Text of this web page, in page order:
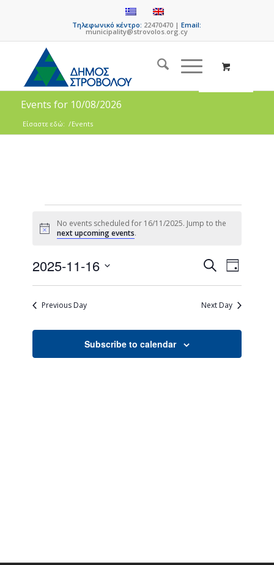
Τηλεφωνικό κέντρο: 22470470 |Email:
municipality@strovolos.org.cy
Events for 10/08/2026
Είσαστε εδώ: /Events
Notice
No events scheduled for 16/11/2025. Jump to the
next upcoming events.
Events
Search
and
SearchEvent
Views
Day
2025-11-16
Previous Day
Next Day
Subscribe to calendar